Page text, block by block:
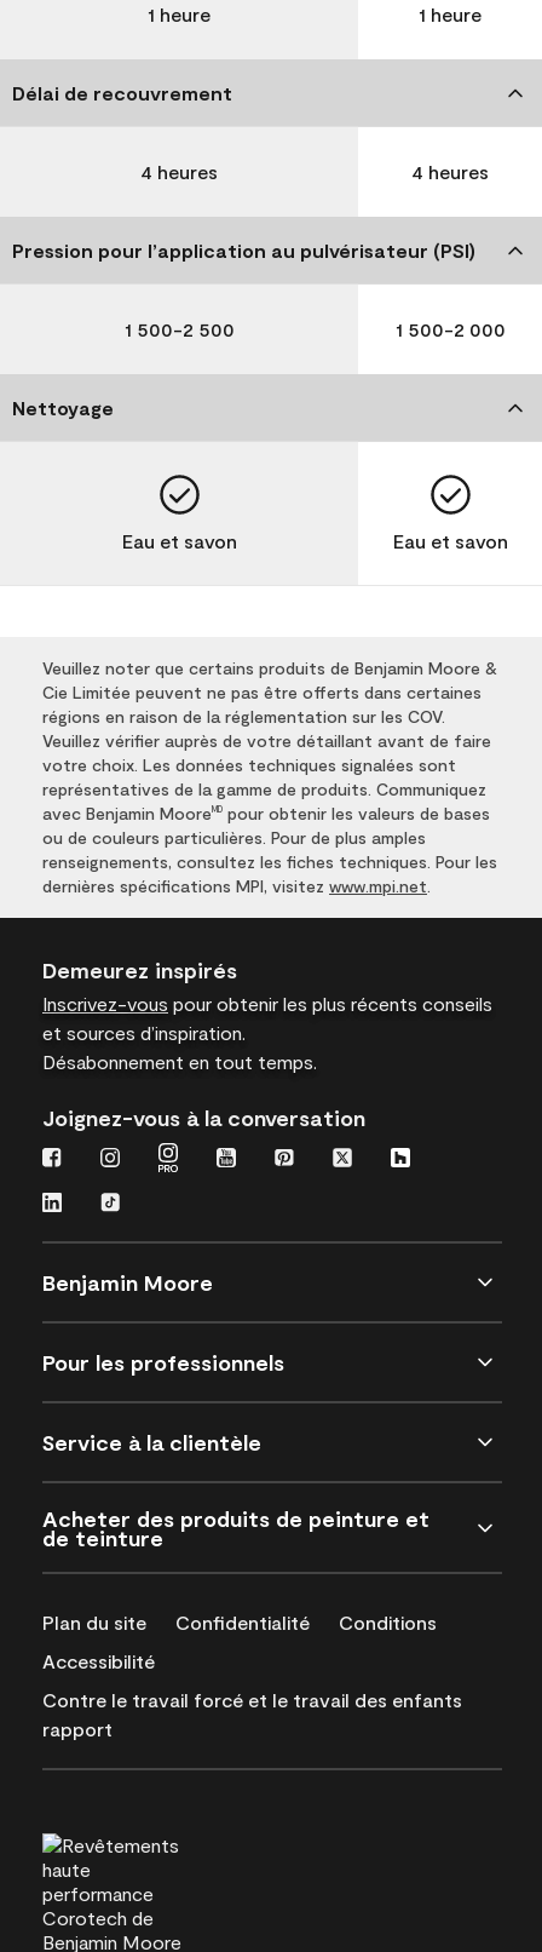
1 heure 1 heure
Délai de recouvrement
4 heures 4 heures
Pression pour l’application au pulvérisateur (PSI)
1 500-2 500 1 500-2 000
Nettoyage
Eau et savon Eau et savon
Veuillez noter que certains produits de Benjamin Moore &
Cie Limitée peuvent ne pas être offerts dans certaines
régions en raison de la réglementation sur les COV.
Veuillez vérifier auprès de votre détaillant avant de faire
votre choix. Les données techniques signalées sont
représentatives de la gamme de produits. Communiquez
avec Benjamin Moore MD pour obtenir les valeurs de bases
ou de couleurs particulières. Pour de plus amples
renseignements, consultez les fiches techniques. Pour les
dernières spécifications MPI, visitez www.mpi.net
Demeurez inspirés
Inscrivez-vous pour obtenir les plus récents conseils
et sources d’inspiration.
Désabonnement en tout temps.
Joignez-vous à la conversation
Benjamin Moore
Pour les professionnels
Service à la clientèle
Acheter des produits de peinture et
de teinture
Plan du site Confidentialité
Conditions
Accessibilité
Contre le travail forcé et le travail des enfants
rapport